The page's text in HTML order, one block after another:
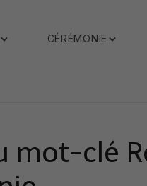
CÉRÉMONIE
mot-clé